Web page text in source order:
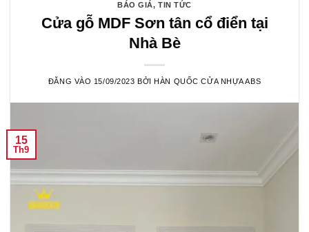
BÁO GIÁ,TIN TỨC
Cửa gỗ MDF Sơn tân cổ điển tại
Nhà Bè
ĐĂNG VÀO 15/09/2023 BỞIHÀN QUỐC CỬA NHỰA ABS
15
Th9